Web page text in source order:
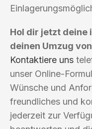
Hol dir jetzt deine
deinen Umzug
Kontaktiere uns
unser Online-
Wünsche und
freundliches und
jederzeit zur